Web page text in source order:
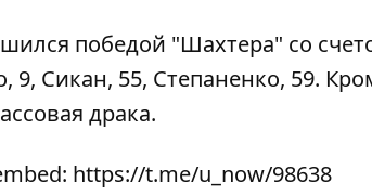
победой "Шахтера" со
9, Сикан, 55, Степаненко, 59.
драка.
https://t.me/u_now/98638